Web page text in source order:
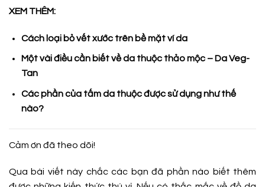
XEM THÊM:
Cách loại bỏ vết xước trên bề mặt ví da
Một vài điều cần biết về da thuộc thảo mộc – Da Veg-
Tan
Các phần của tấm da thuộc được sử dụng như thế
nào?
Cảm ơn đã theo dõi!
Qua bài viết này chắc các bạn đã phần nào biết thêm